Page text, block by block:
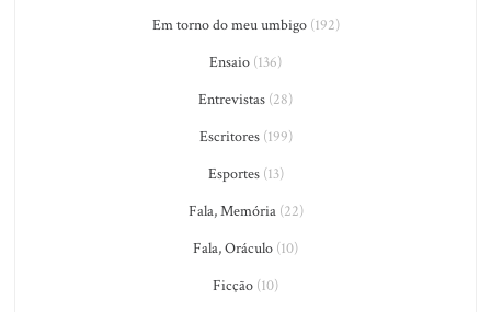
Em torno do meu umbigo(192)
Ensaio (136)
Entrevistas (28)
Escritores(199)
Esportes(13)
Fala, Memória(22)
Fala, Oráculo (10)
Ficção (10)